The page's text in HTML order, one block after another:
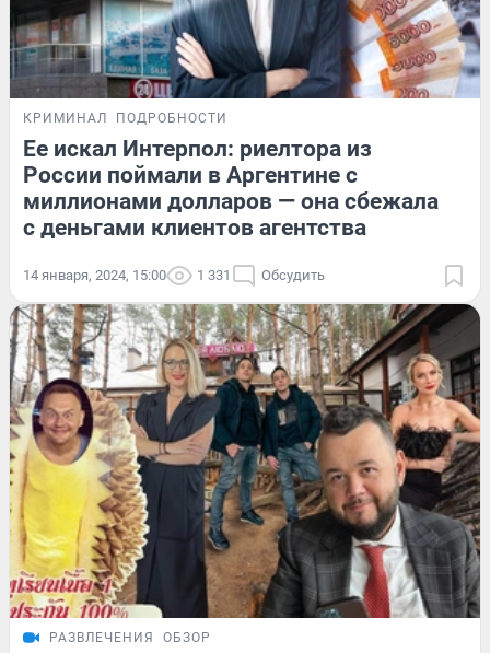
КРИМИНАЛ ПОДРОБНОСТИ
Ее искал Интерпол: риелтора из
России поймали в Аргентине с
миллионами долларов — она сбежала
с деньгами клиентов агентства
14 января, 2024, 15:00 1 331 Обсудить
РАЗВЛЕЧЕНИЯ ОБЗОР